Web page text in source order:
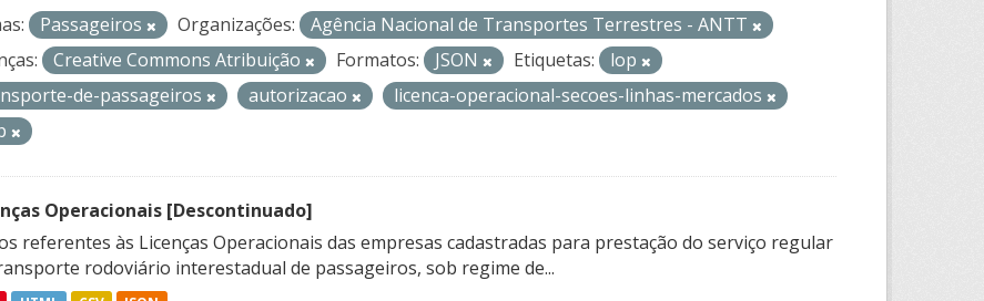
Passageiros Organizações:
Agência Nacional de Transportes Terrestres - ANTT
Creative Commons Atribuição Formatos: JSON Etiquetas:
lop
de-passageiros
autorizacao
licenca-operacional-secoes-linhas-mercados
Operacionais [Descontinuado]
referentes às Licenças Operacionais das empresas cadastradas para prestação do serviço regular
rodoviário interestadual de passageiros, sob regime de...